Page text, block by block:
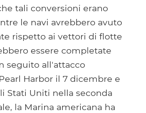
tali conversioni erano
le navi avrebbero avuto
rispetto ai vettori di flotte
essere completate
seguito all'attacco
Harbor il 7 dicembre e
Stati Uniti nella seconda
la Marina americana ha